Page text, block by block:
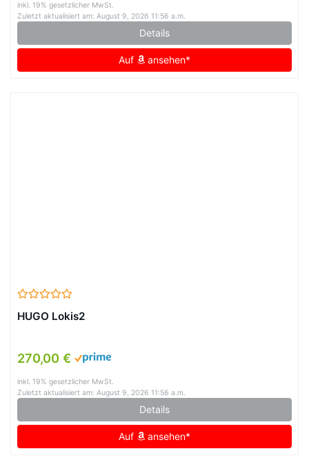
inkl. 19% gesetzlicher MwSt.
Zuletzt aktualisiert am: August 9, 2026 11:56 a.m.
Details
Auf ansehen*
HUGO Lokis2
270,00 €
inkl. 19% gesetzlicher MwSt.
Zuletzt aktualisiert am: August 9, 2026 11:56 a.m.
Details
Auf ansehen*